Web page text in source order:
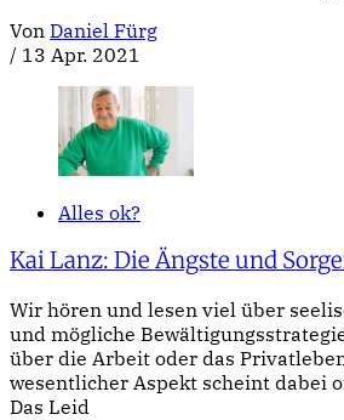
Von Daniel Fürg
/ 13 Apr. 2021
Alles ok?
Kai Lanz: Die Ängste und
Wir hören und lesen viel über
und mögliche
über die Arbeit oder das
wesentlicher Aspekt scheint dabei
Das Leid